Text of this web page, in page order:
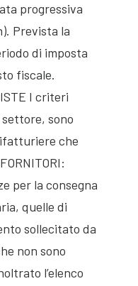
progressiva
Prevista la
di imposta
fiscale.
I criteri
sono
che
per la consegna
quelle di
sollecitato da
non sono
l’elenco